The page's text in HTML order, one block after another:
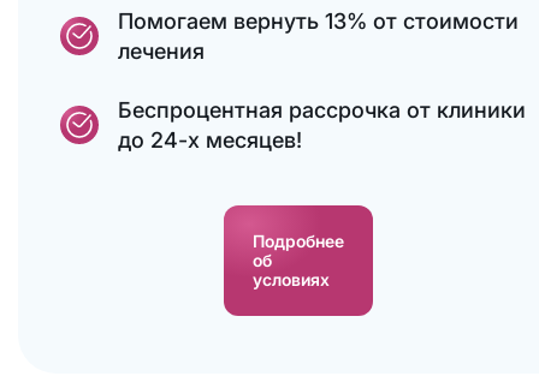
Помогаем вернуть 13% от стоимости
лечения
Беспроцентная рассрочка от клиники
до 24-х месяцев!
Подробнее
об
условиях